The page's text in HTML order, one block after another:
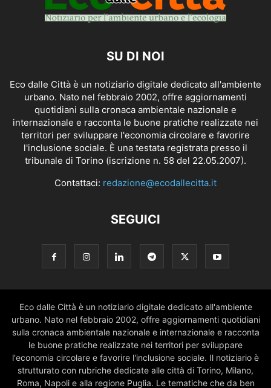
SU DI NOI
Eco dalle Città è un notiziario digitale dedicato all'ambiente
urbano. Nato nel febbraio 2002, offre aggiornamenti
quotidiani sulla cronaca ambientale nazionale e
internazionale e racconta le buone pratiche realizzate nei
territori per sviluppare l'economia circolare e favorire
l'inclusione sociale. È una testata registrata presso il
tribunale di Torino (iscrizione n. 58 del 22.05.2007).
Contattaci: redazione@ecodallecitta.it
SEGUICI
Eco dalle Città è un notiziario digitale dedicato all'ambiente
urbano. Nato nel febbraio 2002, offre aggiornamenti quotidiani
sulla cronaca ambientale nazionale e internazionale e racconta
le buone pratiche realizzate nei territori per sviluppare
l'economia circolare e favorire l'inclusione sociale. Il notiziario è
strutturato con rubriche dedicate alle città di Torino, Milano,
Roma, Napoli e alla regione Puglia. Le tematiche che da ben